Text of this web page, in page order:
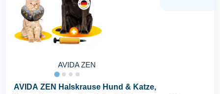
AVIDA ZEN
AVIDA ZEN Halskrause Hund & Katze,